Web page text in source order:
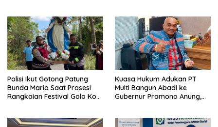
Polisi Ikut Gotong Patung
Bunda Maria Saat Prosesi
Rangkaian Festival Golo Koe
Kuasa Hukum Adukan PT
Multi Bangun Abadi ke
Gubernur Pramono Anung,